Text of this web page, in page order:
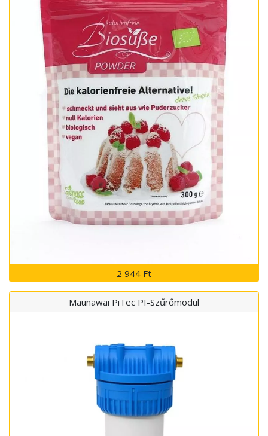
2 944 Ft
Maunawai PiTec PI-Szűrőmodul